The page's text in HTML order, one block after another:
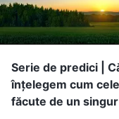
Serie de predici |
înțelegem cum
făcute de un